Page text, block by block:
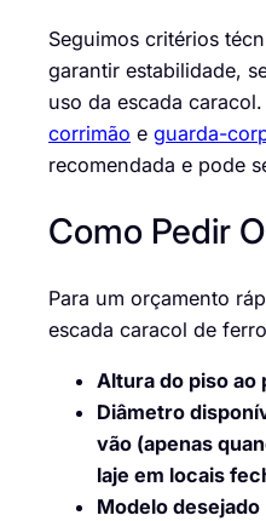
Seguimos critérios
garantir estabilidade,
uso da escada
corrimão e guarda-
recomendada e pode
Como Pedir
Para um orçamento
escada caracol de
Altura do piso ao
Diâmetro
vão (apenas
laje em locais
Modelo